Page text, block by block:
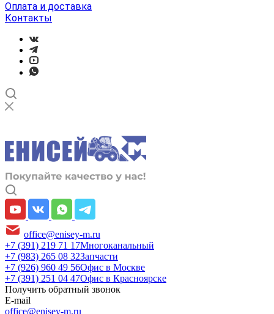
Оплата и доставка
Контакты
office@enisey-m.ru
+7 (391) 219 71 17Многоканальный
+7 (983) 265 08 32Запчасти
+7 (926) 960 49 56Офис в Москве
+7 (391) 251 04 47Офис в Красноярске
Получить обратный звонок
E-mail
office@enisey-m.ru